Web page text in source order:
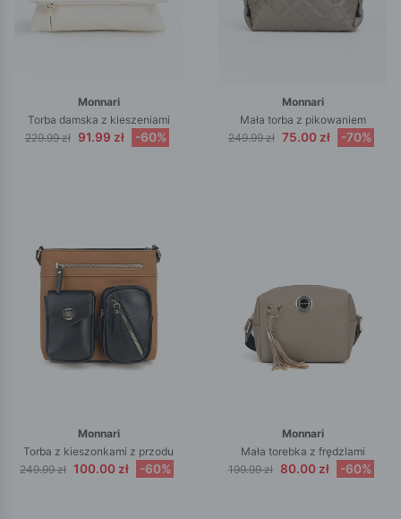
Monnari
Torba damska z kieszeniami
229.99 zł 91.99 zł -60%
Monnari
Mała torba z pikowaniem
249.99 zł 75.00 zł -70%
Monnari
Torba z kieszonkami z przodu
249.99 zł 100.00 zł -60%
Monnari
Mała torebka z frędzlami
199.99 zł 80.00 zł -60%